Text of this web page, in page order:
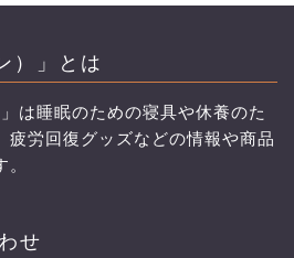
）」とは
は睡眠のための寝具や休養のた
疲労回復グッズなどの情報や商品
せ